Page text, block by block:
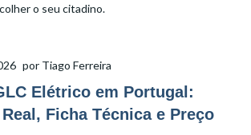
o seu citadino.
por Tiago Ferreira
Elétrico em Portugal:
Ficha Técnica e Preço